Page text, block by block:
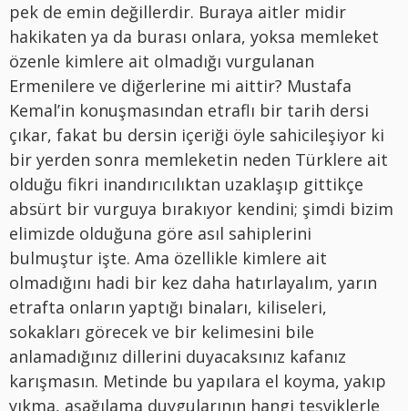
pek de emin değillerdir. Buraya aitler midir
hakikaten ya da burası onlara, yoksa memleket
özenle kimlere ait olmadığı vurgulanan
Ermenilere ve diğerlerine mi aittir? Mustafa
Kemal’in konuşmasından etraflı bir tarih dersi
çıkar, fakat bu dersin içeriği öyle sahicileşiyor ki
bir yerden sonra memleketin neden Türklere ait
olduğu fikri inandırıcılıktan uzaklaşıp gittikçe
absürt bir vurguya bırakıyor kendini; şimdi bizim
elimizde olduğuna göre asıl sahiplerini
bulmuştur işte. Ama özellikle kimlere ait
olmadığını hadi bir kez daha hatırlayalım, yarın
etrafta onların yaptığı binaları, kiliseleri,
sokakları görecek ve bir kelimesini bile
anlamadığınız dillerini duyacaksınız kafanız
karışmasın. Metinde bu yapılara el koyma, yakıp
yıkma, aşağılama duygularının hangi teşviklerle